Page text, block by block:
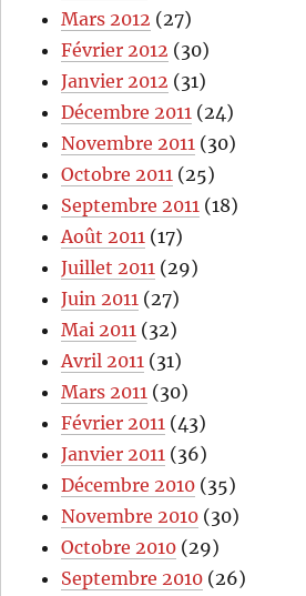
Mars 2012 (27)
Février 2012 (30)
Janvier 2012 (31)
Décembre 2011 (24)
Novembre 2011 (30)
Octobre 2011 (25)
Septembre 2011 (18)
Août 2011 (17)
Juillet 2011 (29)
Juin 2011 (27)
Mai 2011 (32)
Avril 2011 (31)
Mars 2011 (30)
Février 2011 (43)
Janvier 2011 (36)
Décembre 2010 (35)
Novembre 2010 (30)
Octobre 2010 (29)
Septembre 2010 (26)